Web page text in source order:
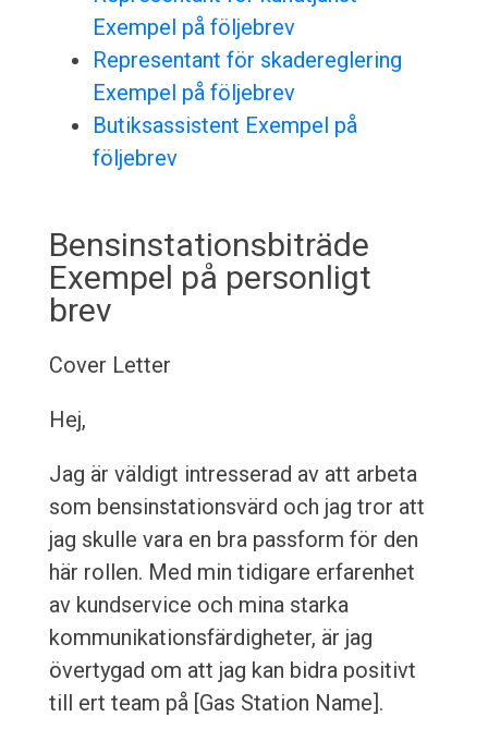
Exempel på följebrev
Representant för skadereglering
Exempel på följebrev
Butiksassistent Exempel på
följebrev
Bensinstationsbiträde
Exempel på personligt
brev
Cover Letter
Hej,
Jag är väldigt intresserad av att arbeta
som bensinstationsvärd och jag tror att
jag skulle vara en bra passform för den
här rollen. Med min tidigare erfarenhet
av kundservice och mina starka
kommunikationsfärdigheter, är jag
övertygad om att jag kan bidra positivt
till ert team på [Gas Station Name].